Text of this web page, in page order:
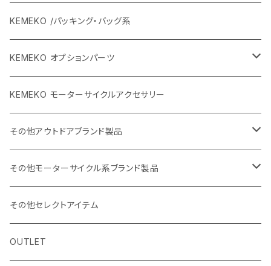
KEMEKO /パッキング・バッグ系
KEMEKO オプションパーツ
BBQグリル ひらっち
防水充電ケーブルシステム
カーボンポール
SHADE25 テント
シングルストラップ2
KEMEKO モーターサイクルアクセサリー
その他アウトドアブランド製品
ストリームトレイル製品
バッグ
小物・サングラス・キャップ
ハルタホース
斧
レッドレンザー
その他モーターサイクル系ブランド製品
NORIX SIMPSON
OSBE ITALY
その他セレクトアイテム
OUTLET